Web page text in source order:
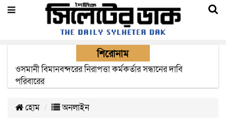
শিরোনাম
এক মাসের মধ্যে সিলেট-জাফলং রেললাইন নির্মাণ প্রকল্পের কাজ
দৃশ্যমান হবে- শ্রম মন্ত্রী
হোম অনলাইন